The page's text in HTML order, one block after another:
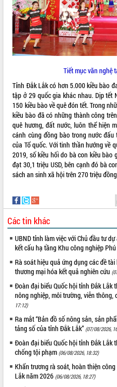
Khởi động Dự án Đầu tư xây dựng hạ
tầng kỹ thuật Cụm công nghiệp Tân
Tiến
Gặp mặt các cơ quan báo chí nhân Kỷ
niệm 101 năm Ngày Báo chí Cách
mạng Việt Nam
Đắk Lắk sơ kết 4 năm triển khai thực
hiện Đề án 06 của Chính phủ
Họp báo thông tin về Hội nghị Công bố
Quy hoạch và Xúc tiến đầu tư tỉnh Đắk
Lắk
Khơi thông điểm nghẽn, đẩy nhanh
giải ngân vốn khắc phục thiên tai
HĐND tỉnh thông qua điều chỉnh Quy
hoạch tỉnh thời kỳ 2021-2030
Hội thảo góp ý hồ sơ điều chỉnh quy
hoạch tỉnh Đắk Lắk thời kỳ 2021-2030,
Nâng cao hiệu quả hoạt động của các
doanh nghiệp nhà nước
Hội nghị triển khai kết nối mạng
truyền số liệu chuyên dùng phục vụ cơ
quan Đảng, Nhà nước
tay làm sạch môi trường
Xã Ea Kar bước chuyển mình trong
công tác cải cách hành chính mô hình
mới
UBND tỉnh họp báo định kỳ tháng 4
năm 2026
Hội thảo khoa học “Giải pháp thúc đẩy
phát triển nền kinh tế xanh tại tỉnh
Đắk Lắk”
Tăng cường giám sát, đôn đốc thực
hiện nhiệm vụ quản lý tài sản công
Tiết mục văn nghệ
Tỉnh Đắk Lắk có hơn 5.000 kiều bào
tập ở 29 quốc gia khác nhau. Dịp tết
150 kiều bào về quê đón tết. Trong
kiều bào đã có những thành công
quê hương, đất nước, luôn thể hiện
cánh cùng đồng bào trong nước
của Tổ quốc. Với tinh thần hướng về
2019, số kiều hối do bà con kiều
đạt 30,1 triệu USD, bên cạnh đó bà
sách an sinh xã hội trên 270 triệu
Các tin khác
UBND tỉnh làm việc với Chủ đầu tư
kết cấu hạ tầng Khu công nghiệp
Rà soát hiệu quả ứng dụng các đề
thương mại hóa kết quả nghiên cứu
Đoàn đại biểu Quốc hội tỉnh Đắk Lắk
nông nghiệp, môi trường, viễn thông,
17:12)
Ra mắt “Bản đồ số nông sản, sản
tảng số của tỉnh Đắk Lắk” (07/08/2026,
Đoàn đại biểu Quốc hội tỉnh Đắk Lắk
chống tội phạm (06/08/2026, 18:32)
Khẩn trương rà soát, hoàn thiện
Lắk năm 2026 (06/08/2026, 18:27)